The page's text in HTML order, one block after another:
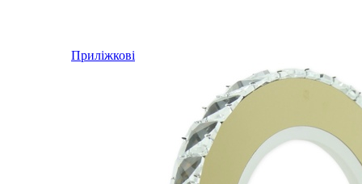
Приліжкові